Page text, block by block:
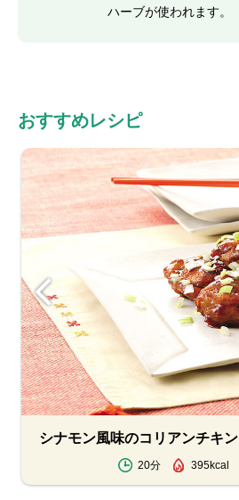
ハーブが使われます。
おすすめレシピ
シナモン風味のコリアンチキン
20分 395kcal